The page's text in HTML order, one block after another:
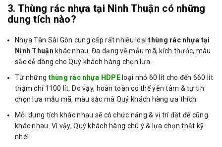
3. Thùng rác nhựa tại Ninh Thuận có những
dung tích nào?
Nhựa Tân Sài Gòn cung cấp rất nhiều loạithùng rác nhựa tại
Ninh Thuận khác nhau. Đa dạng về mẫu mã, kích thước, màu
sắc dễ dàng cho Quý khách hàng chọn lựa.
Từ những thùng rác nhựa HDPEloại nhỏ 60 lít cho đến 660 lít
thậm chí 1100 lít. Do vậy, hoàn toàn có thể yên tâm & tự tin
chọn lựa mẫu mã, màu sắc mà Quý khách hàng ưa thích.
Mỗi dung tích khác nhau sẽ có chức năng & vị trí đặt để cũng
khác nhau. Vì vậy, Quý khách hàng chú ý & lựa chọn thật kỹ
nhé!